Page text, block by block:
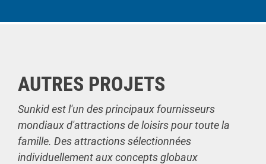
AUTRES PROJETS
Sunkid est l'un des principaux fournisseurs
mondiaux d'attractions de loisirs pour toute la
famille. Des attractions sélectionnées
individuellement aux concepts globaux